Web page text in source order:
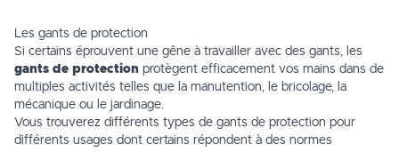
Les gants de protection
Si certains éprouvent une gêne à travailler avec des gants, les
gants de protection protègent efficacement vos mains dans de
multiples activités telles que la manutention, le bricolage, la
mécanique ou le jardinage
Vous trouverez différents types de gants de protection pour
différents usages dont certains répondent à des normes